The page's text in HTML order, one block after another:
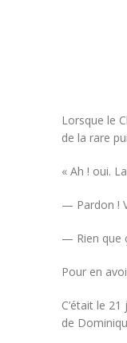
Lorsque le
de la rare
« Ah ! oui.
— Pardon !
— Rien que
Pour en
C’était le
de